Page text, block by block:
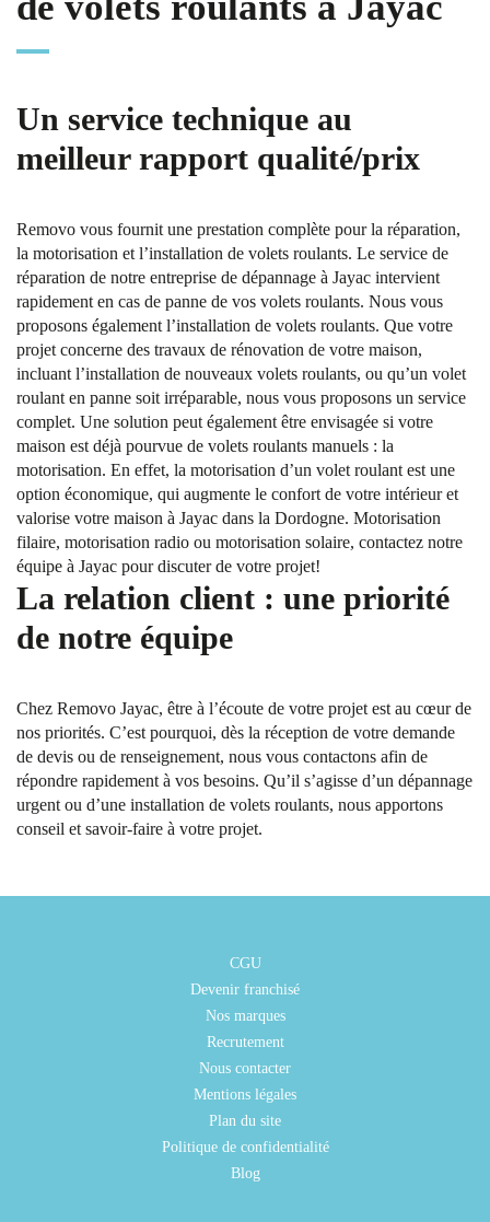
Un service technique au
meilleur rapport qualité/prix
Removo vous fournit une prestation complète pour la réparation,
la motorisation et l’installation de volets roulants. Le service de
réparation de notre entreprise de dépannage à Jayac intervient
rapidement en cas de panne de vos volets roulants. Nous vous
proposons également l’installation de volets roulants. Que votre
projet concerne des travaux de rénovation de votre maison,
incluant l’installation de nouveaux volets roulants, ou qu’un volet
roulant en panne soit irréparable, nous vous proposons un service
complet. Une solution peut également être envisagée si votre
maison est déjà pourvue de volets roulants manuels : la
motorisation. En effet, la motorisation d’un volet roulant est une
option économique, qui augmente le confort de votre intérieur et
valorise votre maison à Jayac dans la Dordogne. Motorisation
filaire, motorisation radio ou motorisation solaire, contactez notre
équipe à Jayac pour discuter de votre projet!
La relation client : une priorité
de notre équipe
Chez Removo Jayac, être à l’écoute de votre projet est au cœur de
nos priorités. C’est pourquoi, dès la réception de votre demande
de devis ou de renseignement, nous vous contactons afin de
répondre rapidement à vos besoins. Qu’il s’agisse d’un dépannage
urgent ou d’une installation de volets roulants, nous apportons
conseil et savoir-faire à votre projet.
CGU
Devenir franchisé
Nos marques
Recrutement
Nous contacter
Mentions légales
Plan du site
Politique de confidentialité
Blog